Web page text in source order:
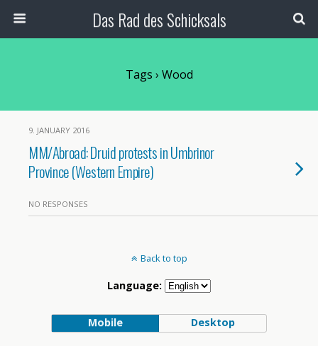
Das Rad des Schicksals
Tags › Wood
9. JANUARY 2016
MM/Abroad: Druid protests in Umbrinor
Province (Western Empire)
NO RESPONSES
Back to top
Language:
Mobile Desktop